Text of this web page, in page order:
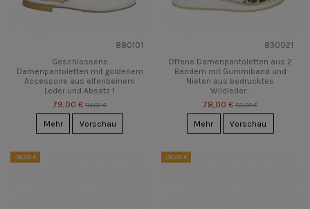
880101
Geschlossene
Damenpantoletten mit goldenem
Accessoire aus elfenbeinem
Leder und Absatz 1
79,00 € 114,00 €
Mehr Vorschau
830021
Offene Damenpantoletten aus 2
Bändern mit Gummiband und
Nieten aus bedrucktes
Wildleder...
78,00 € 112,00 €
Mehr Vorschau
-36,00 € -36,00 €